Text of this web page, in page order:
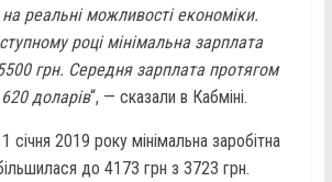
реальні можливості економіки.
році мінімальна зарплата
грн. Середня зарплата протягом
доларів“, — сказали в Кабміні.
2019 року мінімальна заробітна
до 4173 грн з 3723 грн.